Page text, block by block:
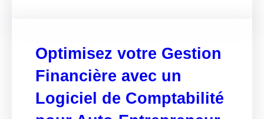
Optimisez votre Gestion
Financière avec un
Logiciel de Comptabilité